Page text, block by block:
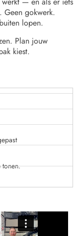
Geen gokwerk.
lopen.
Plan jouw
kiest.